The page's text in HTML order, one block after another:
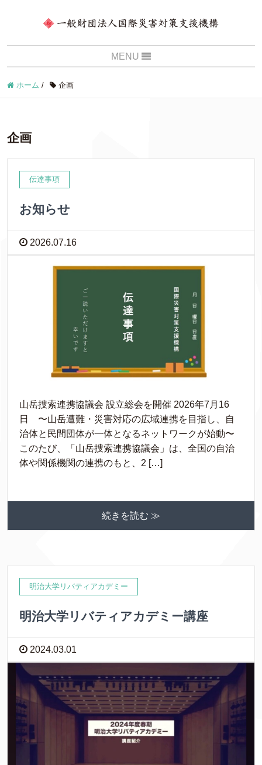
ホーム / 企画
企画
伝達事項
お知らせ
2026.07.16
山岳捜索連携協議会 設立総会を開催 2026年7月16
日 〜山岳遭難・災害対応の広域連携を目指し、自
治体と民間団体が一体となるネットワークが始動〜
このたび、「山岳捜索連携協議会」は、全国の自治
体や関係機関の連携のもと、2 […]
続きを読む ≫
明治大学リバティアカデミー
明治大学リバティアカデミー講座
2024.03.01